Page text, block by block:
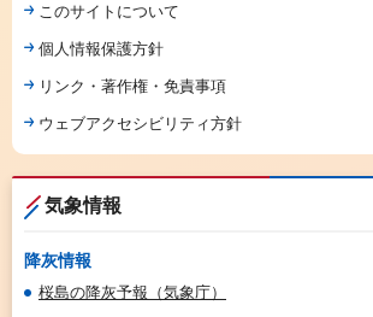
このサイトについて
個人情報保護方針
リンク・著作権・免責事項
ウェブアクセシビリティ方針
気象情報
降灰情報
桜島の降灰予報（気象庁）